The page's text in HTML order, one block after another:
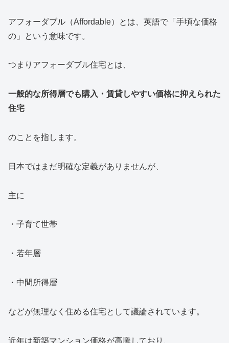
アフォーダブル（Affordable）とは、英語で「手頃な価格
の」という意味です。
つまりアフォーダブル住宅とは、
一般的な所得層でも購入・賃貸しやすい価格に抑えられた
住宅
のことを指します。
日本ではまだ明確な定義がありませんが、
主に
・子育て世帯
・若年層
・中間所得層
などが無理なく住める住宅として議論されています。
近年は新築マンション価格が高騰しており、